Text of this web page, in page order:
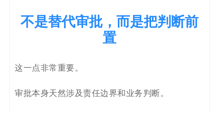
不是替代审批，而是把判断前
置
这一点非常重要。
审批本身天然涉及责任边界和业务判断。